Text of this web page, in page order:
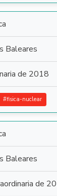
Baleares
de 2018
#fisica-nuclear
Baleares
de